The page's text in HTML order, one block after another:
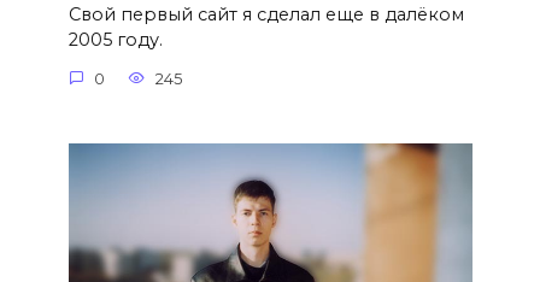
Свой первый сайт я сделал еще в далёком
2005 году.
0 245